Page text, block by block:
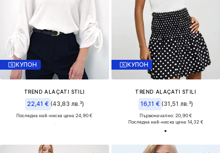
КУПОН
TREND ALAÇATI STILI
22,41 € (43,83 лв.³)
Последна най-ниска цена:24,90 €
КУПОН
TREND ALAÇATI STILI
16,11 € (31,51 лв.³)
Първоначално: 20,90 €
Последна най-ниска цена:14,32 €